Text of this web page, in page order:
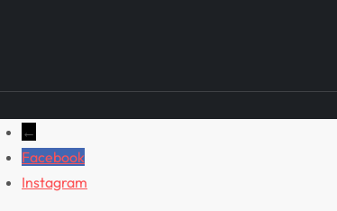
←
Facebook
Instagram